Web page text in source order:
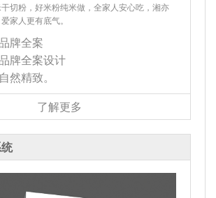
切粉，好米粉纯米做，全家人安心吃，湘亦
家人更有底气。
牌全案
牌全案设计
然精致。
了解更多